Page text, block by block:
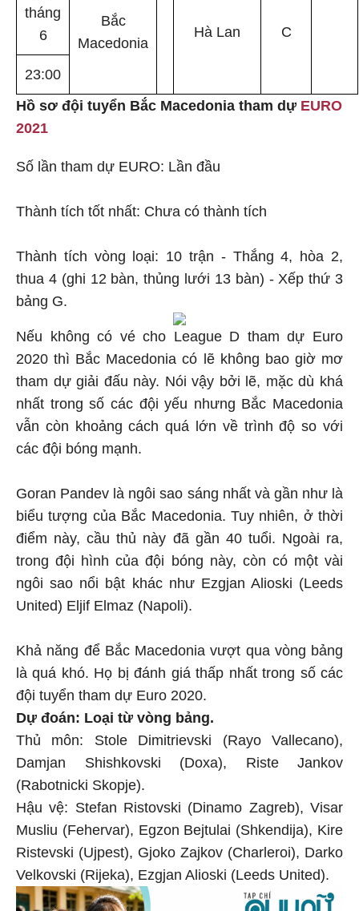
tháng
6
Bắc
Macedonia
Hà Lan C
23:00
Hồ sơ đội tuyển Bắc Macedonia tham dự EURO
2021
Số lần tham dự EURO: Lần đầu
Thành tích tốt nhất: Chưa có thành tích
Thành tích vòng loại: 10 trận - Thắng 4, hòa 2,
thua 4 (ghi 12 bàn, thủng lưới 13 bàn) - Xếp thứ 3
bảng G.
Nếu không có vé cho League D tham dự Euro
2020 thì Bắc Macedonia có lẽ không bao giờ mơ
tham dự giải đấu này. Nói vậy bởi lẽ, mặc dù khá
nhất trong số các đội yếu nhưng Bắc Macedonia
vẫn còn khoảng cách quá lớn về trình độ so với
các đội bóng mạnh.
Goran Pandev là ngôi sao sáng nhất và gần như là
biểu tượng của Bắc Macedonia. Tuy nhiên, ở thời
điểm này, cầu thủ này đã gần 40 tuổi. Ngoài ra,
trong đội hình của đội bóng này, còn có một vài
ngôi sao nổi bật khác như Ezgjan Alioski (Leeds
United) Eljif Elmaz (Napoli).
Khả năng để Bắc Macedonia vượt qua vòng bảng
là quá khó. Họ bị đánh giá thấp nhất trong số các
đội tuyển tham dự Euro 2020.
Dự đoán: Loại từ vòng bảng.
Thủ môn: Stole Dimitrievski (Rayo Vallecano),
Damjan Shishkovski (Doxa), Riste Jankov
(Rabotnicki Skopje).
Hậu vệ: Stefan Ristovski (Dinamo Zagreb), Visar
Musliu (Fehervar), Egzon Bejtulai (Shkendija), Kire
Ristevski (Ujpest), Gjoko Zajkov (Charleroi), Darko
Velkovski (Rijeka), Ezgjan Alioski (Leeds United).